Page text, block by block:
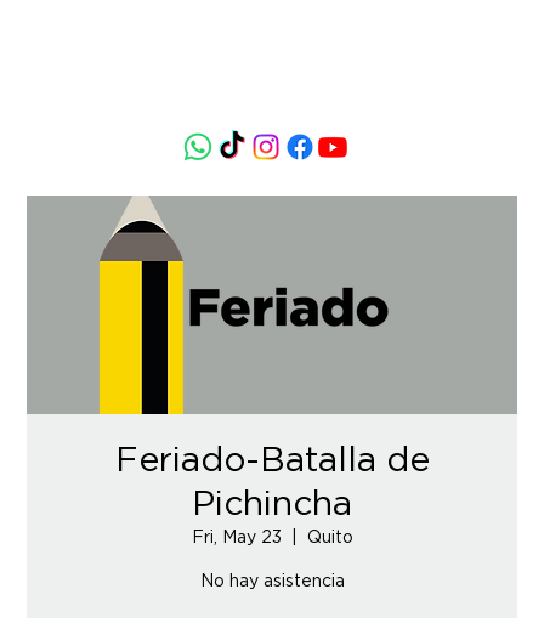
Feriado-Batalla de
Pichincha
Fri, May 23 Quito
No hay asistencia